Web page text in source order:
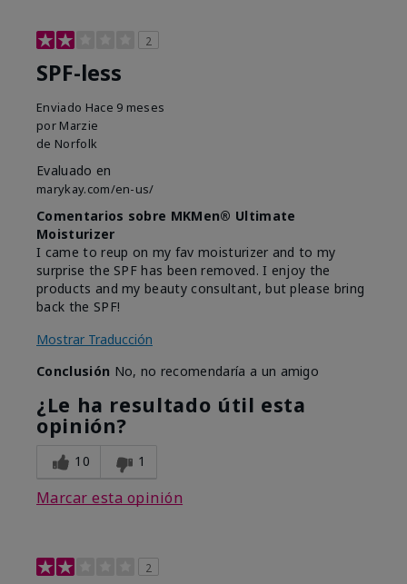
2
SPF-less
Enviado Hace 9 meses
por Marzie
de Norfolk
Evaluado en
marykay.com/en-us/
Comentarios sobre MKMen® Ultimate
Moisturizer
I came to reup on my fav moisturizer and to my
surprise the SPF has been removed. I enjoy the
products and my beauty consultant, but please bring
back the SPF!
Mostrar Traducción
Conclusión No, no recomendaría a un amigo
¿Le ha resultado útil esta
opinión?
10 1
Marcar esta opinión
2